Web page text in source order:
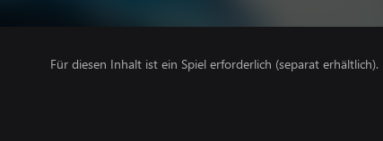
Für diesen Inhalt ist ein Spiel erforderlich (separat erhältlich).